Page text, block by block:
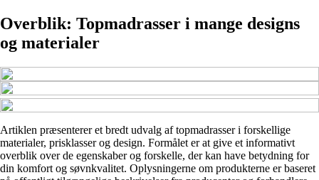
Overblik: Topmadrasser i mange designs
og materialer
Artiklen præsenterer et bredt udvalg af topmadrasser i forskellige
materialer, prisklasser og design. Formålet er at give et informativt
overblik over de egenskaber og forskelle, der kan have betydning for
din komfort og søvnkvalitet. Oplysningerne om produkterne er baseret